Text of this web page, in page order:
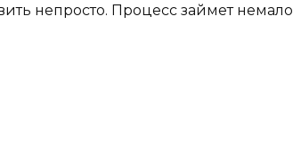
непросто. Процесс займет немало